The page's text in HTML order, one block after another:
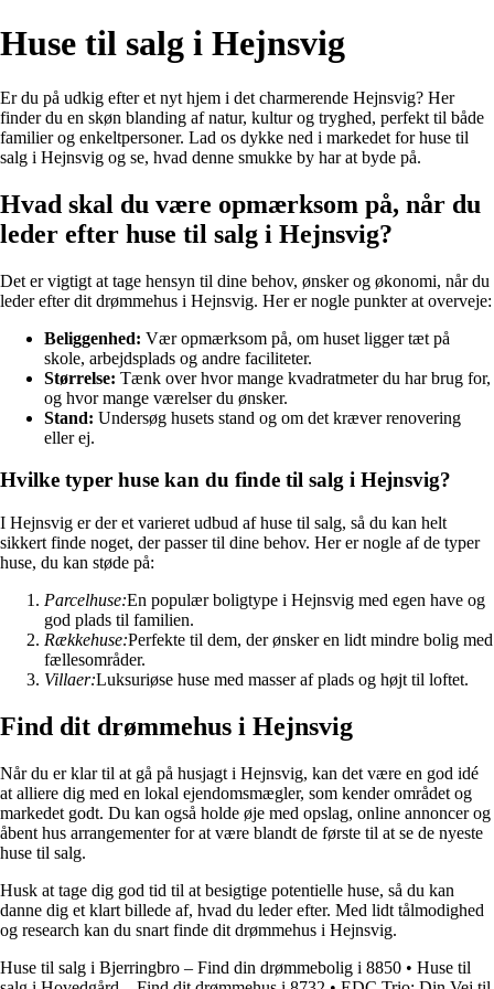
Huse til salg i Hejnsvig
Er du på udkig efter et nyt hjem i det charmerende Hejnsvig? Her
finder du en skøn blanding af natur, kultur og tryghed, perfekt til både
familier og enkeltpersoner. Lad os dykke ned i markedet for huse til
salg i Hejnsvig og se, hvad denne smukke by har at byde på.
Hvad skal du være opmærksom på, når du
leder efter huse til salg i Hejnsvig?
Det er vigtigt at tage hensyn til dine behov, ønsker og økonomi, når du
leder efter dit drømmehus i Hejnsvig. Her er nogle punkter at overveje:
Beliggenhed: Vær opmærksom på, om huset ligger tæt på
skole, arbejdsplads og andre faciliteter.
Størrelse: Tænk over hvor mange kvadratmeter du har brug for,
og hvor mange værelser du ønsker.
Stand: Undersøg husets stand og om det kræver renovering
eller ej.
Hvilke typer huse kan du finde til salg i Hejnsvig?
I Hejnsvig er der et varieret udbud af huse til salg, så du kan helt
sikkert finde noget, der passer til dine behov. Her er nogle af de typer
huse, du kan støde på:
Parcelhuse:En populær boligtype i Hejnsvig med egen have og
god plads til familien.
Rækkehuse:Perfekte til dem, der ønsker en lidt mindre bolig med
fællesområder.
Villaer:Luksuriøse huse med masser af plads og højt til loftet.
Find dit drømmehus i Hejnsvig
Når du er klar til at gå på husjagt i Hejnsvig, kan det være en god idé
at alliere dig med en lokal ejendomsmægler, som kender området og
markedet godt. Du kan også holde øje med opslag, online annoncer og
åbent hus arrangementer for at være blandt de første til at se de nyeste
huse til salg.
Husk at tage dig god tid til at besigtige potentielle huse, så du kan
danne dig et klart billede af, hvad du leder efter. Med lidt tålmodighed
og research kan du snart finde dit drømmehus i Hejnsvig.
Huse til salg i Bjerringbro – Find din drømmebolig i 8850 • Huse til